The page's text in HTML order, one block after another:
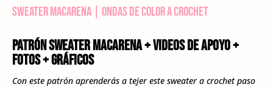
Sweater Macarena | Ondas de color a crochet
PATRÓN SWEATER MACARENA + Videos de apoyo +
fotos + gráficos
Con este patrón aprenderás a tejer este sweater a crochet paso